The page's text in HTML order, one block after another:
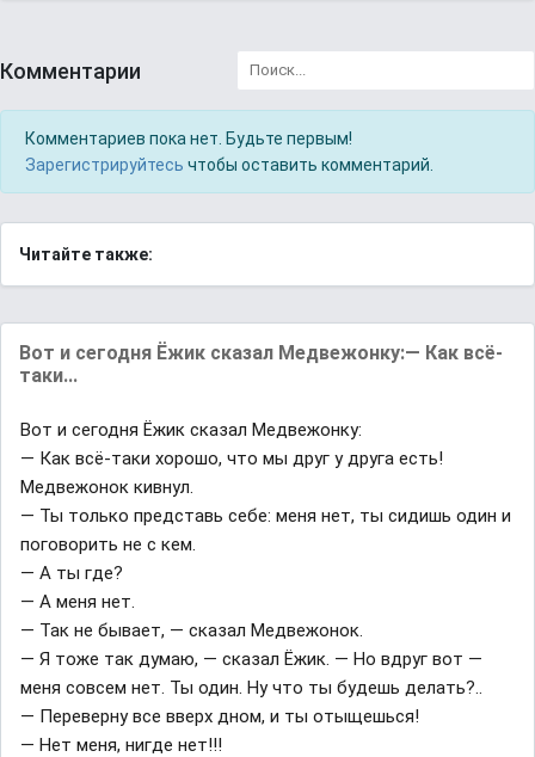
Комментарии
Комментариев пока нет. Будьте первым!
Зарегистрируйтесь чтобы оставить комментарий.
Читайте также:
Вот и сегодня Ёжик сказал Медвежонку:— Как всё-
таки...
Вот и сегодня Ёжик сказал Медвежонку:
— Как всё-таки хорошо, что мы друг у друга есть!
Медвежонок кивнул.
— Ты только представь себе: меня нет, ты сидишь один и
поговорить не с кем.
— А ты где?
— А меня нет.
— Так не бывает, — сказал Медвежонок.
— Я тоже так думаю, — сказал Ёжик. — Но вдруг вот —
меня совсем нет. Ты один. Ну что ты будешь делать?..
— Переверну все вверх дном, и ты отыщешься!
— Нет меня, нигде нет!!!